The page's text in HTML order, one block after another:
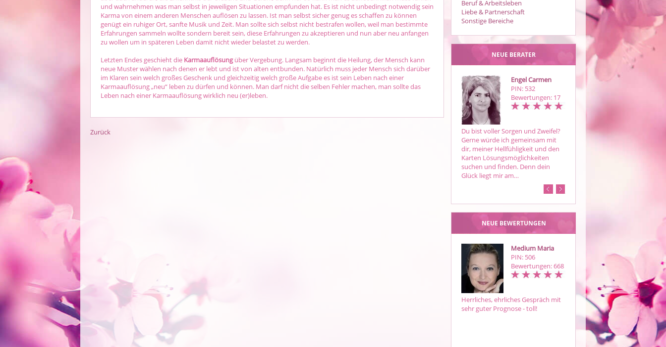
Beruf & Arbeitsleben
Liebe & Partnerschaft
Sonstige Bereiche
NEUE BERATER
Engel Carmen
PIN: 532
Bewertungen: 17
Du bist voller Sorgen und Zweifel?
Gerne würde ich gemeinsam mit
dir, meiner Hellfühligkeit und den
Karten Lösungsmöglichkeiten
suchen und finden. Denn dein
Glück liegt mir am…
Elena
Mit einfühlsamer, liebevoller und
authentischer Beratung bin ich für
NEUE BEWERTUNGEN
Medium Maria
PIN: 506
Bewertungen: 668
Herrliches, ehrliches Gespräch mit
sehr guter Prognose - toll!
Soullove
PIN: 223
Bewertungen:
Sicher-sympatisch- soullove.
Einfach super.
und wahrnehmen was man selbst in jeweiligen Situationen empfunden hat. Es ist nicht unbedingt notwendig sein
Karma von einem anderen Menschen auflösen zu lassen. Ist man selbst sicher genug es schaffen zu können
genügt ein ruhiger Ort, sanfte Musik und Zeit. Man sollte sich selbst nicht bestrafen wollen, weil man bestimmte
Erfahrungen sammeln wollte sondern bereit sein, diese Erfahrungen zu akzeptieren und nun aber neu anfangen
zu wollen um in späteren Leben damit nicht wieder belastet zu werden.
Letzten Endes geschieht die Karmaauflösungüber Vergebung. Langsam beginnt die Heilung, der Mensch kann
neue Muster wählen nach denen er lebt und ist von alten entbunden. Natürlich muss jeder Mensch sich darüber
im Klaren sein welch großes Geschenk und gleichzeitig welch große Aufgabe es ist sein Leben nach einer
Karmaauflösung „neu“ leben zu dürfen und können. Man darf nicht die selben Fehler machen, man sollte das
Leben nach einer Karmaauflösung wirklich neu (er)leben.
Zurück